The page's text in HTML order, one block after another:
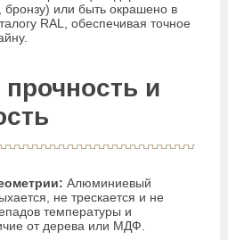
бронзу) или быть окрашено в
RAL, обеспечивая точное
и
Алюминиевый
не трескается и не
температуры и
от дерева или МДФ.